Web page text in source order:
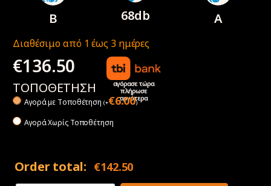
B 68db A
Διαθέσιμο από 1 έως 3 ημέρες
€136.50
αγόρασε τώρα
πλήρωσε
αργότερα
ΤΟΠΟΘΕΤΗΣΗ
Αγορά με Tοποθέτηση (+€6.00)
Αγορά Χωρίς Τοποθέτηση
Order total: €142.50